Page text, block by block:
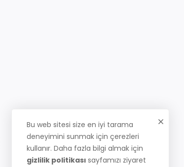
Bu web sitesi size en iyi tarama
deneyimini sunmak için çerezleri
kullanır. Daha fazla bilgi almak için
gizlilik politikası sayfamızı ziyaret